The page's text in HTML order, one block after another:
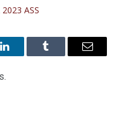
ASS
LinkedInTumblr
E-